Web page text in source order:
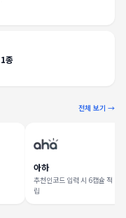
종
전체 보기 →
아하
추천인코드 입력 시 6캡슐 적
립